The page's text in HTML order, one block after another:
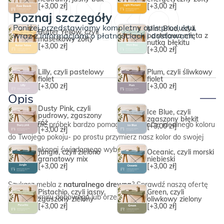
[+3,00 zł] [+3,00 zł]
Butter Yellow, czyli
masełkowy żółty
[+3,00 zł]
Mint Blue, czyli
pastelowa mięta z
nutką błękitu
[+3,00 zł]
Lilly, czyli pastelowy
fiolet
[+3,00 zł]
Plum, czyli śliwkowy
fiolet
[+3,00 zł]
Dusty Pink, czyli
pudrowy, zgaszony
róż
[+3,00 zł]
Ice Blue, czyli
zgaszony błękit
[+3,00 zł]
Jungle, czyli zielono
granatowy mix
[+3,00 zł]
Oceanic, czyli morski
niebieski
[+3,00 zł]
Pistachio, czyli jasny,
zgaszony zielony
[+3,00 zł]
Green, czyli
oliwkowy zielony
[+3,00 zł]
Poznaj szczegóły
Poniżej przedstawiamy kompletny opis produktu,
wraz z informacjami o płatnościach i dostawach.
Opis
Zamówienie próbek bardzo pomaga w wyborze idealnego koloru
do Twojego pokoju- po prostu przymierz nasz kolor do swojej
ściany i dokonaj świadomego wyboru.
Szukasz mebla z naturalnego drewna? Sprawdź naszą ofertę
mebli z forniru dębowego lub orzechowego!